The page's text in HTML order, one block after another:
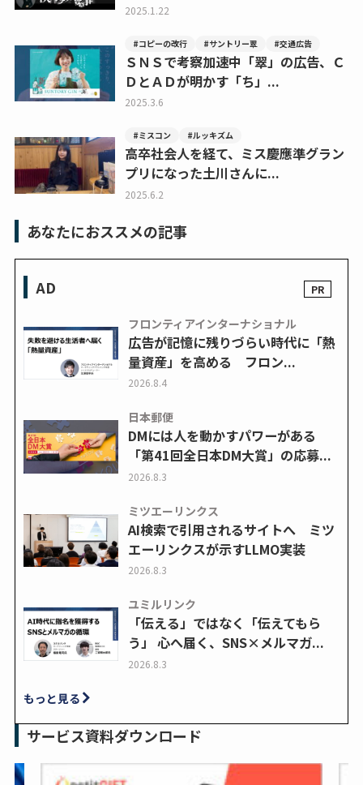
2025.1.22
#コピーの改行 #サントリー翠 #交通広告
ＳＮＳで考察加速中「翠」の広告、Ｃ
ＤとＡＤが明かす「ち」...
2025.3.6
#ミスコン #ルッキズム
高卒社会人を経て、ミス慶應準グラン
プリになった土川さんに...
2025.6.2
あなたにおススメの記事
AD
フロンティアインターナショナル
広告が記憶に残りづらい時代に「熱
量資産」を高める フロン...
2026.8.4
日本郵便
DMには人を動かすパワーがある
「第41回全日本DM大賞」の応募...
2026.8.3
ミツエーリンクス
AI検索で引用されるサイトへ ミツ
エーリンクスが示すLLMO実装
2026.8.3
ユミルリンク
「伝える」ではなく「伝えてもら
う」 心へ届く、SNS×メルマガ...
2026.8.3
もっと見る
サービス資料ダウンロード